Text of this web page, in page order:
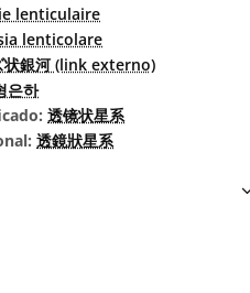
lenticulaire
lenticolare
状銀河 (link externo)
은하
透镜状星系
透鏡狀星系